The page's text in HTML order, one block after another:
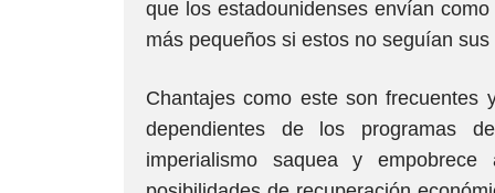
que los estadounidenses envían
más pequeños si estos no seguían sus
Chantajes como este son
dependientes de los programas
imperialismo saquea y